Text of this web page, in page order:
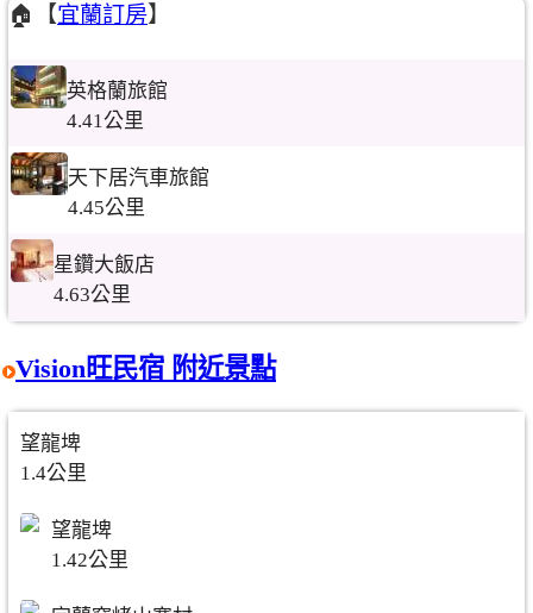
🏠【宜蘭訂房】
英格蘭旅館
4.41公里
天下居汽車旅館
4.45公里
星鑽大飯店
4.63公里
Vision旺民宿 附近景點
望龍埤
1.4公里
望龍埤
1.42公里